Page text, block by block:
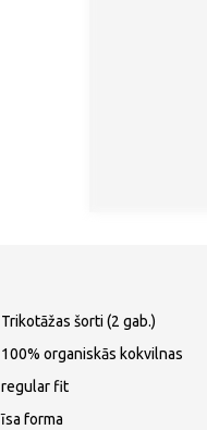
Trikotāžas šorti (2 gab.)
100% organiskās kokvilnas
regular fit
īsa forma